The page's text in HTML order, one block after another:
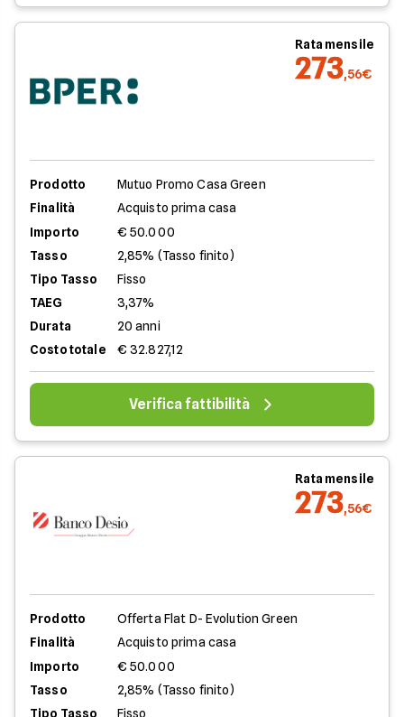
Rata mensile
273,56€
Prodotto
Mutuo Promo Casa Green
Finalità
Acquisto prima casa
Importo
€ 50.000
Tasso
2,85% (Tasso finito)
Tipo Tasso
Fisso
TAEG
3,37%
Durata
20 anni
Costo totale
€ 32.827,12
Verifica fattibilità
Rata mensile
273,56€
Prodotto
Offerta Flat D- Evolution Green
Finalità
Acquisto prima casa
Importo
€ 50.000
Tasso
2,85% (Tasso finito)
Tipo Tasso
Fisso